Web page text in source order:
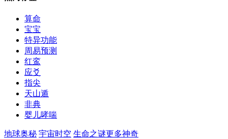
算命
宝宝
特异功能
周易预测
红鸾
应爻
指尖
天山遁
非典
婴儿哮喘
地球奥秘 宇宙时空 生命之谜更多神奇